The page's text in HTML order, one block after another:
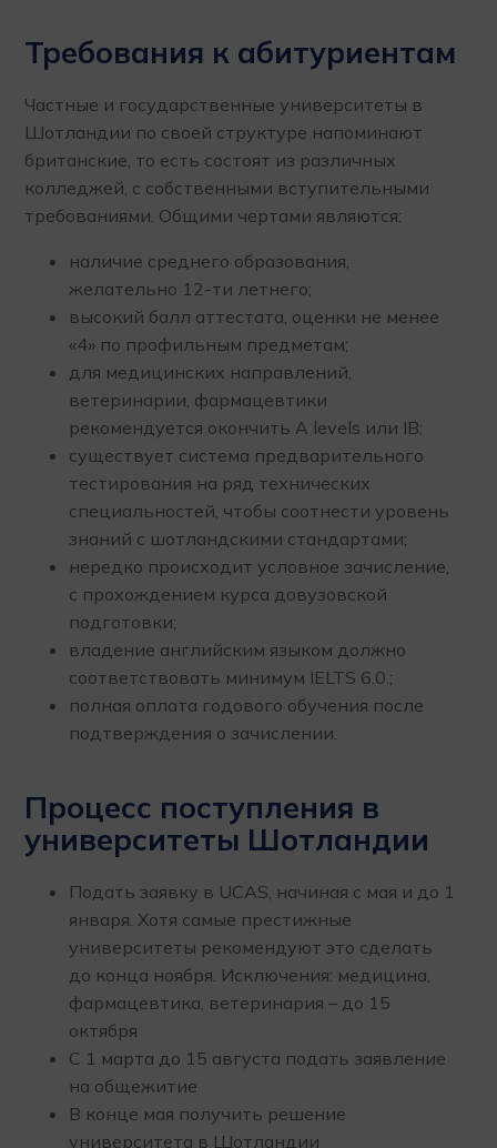
Требования к абитуриентам
Частные и государственные университеты в
Шотландии по своей структуре напоминают
британские, то есть состоят из различных
колледжей, с собственными вступительными
требованиями. Общими чертами являются:
наличие среднего образования,
желательно 12-ти летнего;
высокий балл аттестата, оценки не менее
«4» по профильным предметам;
для медицинских направлений,
ветеринарии, фармацевтики
рекомендуется окончить A levels или IB;
существует система предварительного
тестирования на ряд технических
специальностей, чтобы соотнести уровень
знаний с шотландскими стандартами;
нередко происходит условное зачисление,
с прохождением курса довузовской
подготовки;
владение английским языком должно
соответствовать минимум IELTS 6.0.;
полная оплата годового обучения после
подтверждения о зачислении.
Процесс поступления в
университеты Шотландии
Подать заявку в UCAS, начиная с мая и до 1
января. Хотя самые престижные
университеты рекомендуют это сделать
до конца ноября. Исключения: медицина,
фармацевтика, ветеринария – до 15
октября
С 1 марта до 15 августа подать заявление
на общежитие
В конце мая получить решение
университета в Шотландии